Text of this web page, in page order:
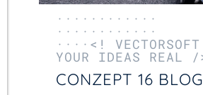
············
············
····<!
YOUR IDEAS REAL /
CONZEPT 16 BLOG